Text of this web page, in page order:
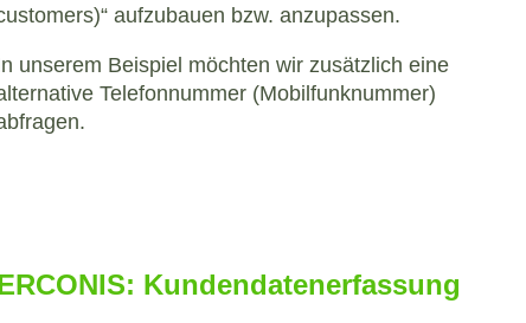
aufzubauen bzw. anzupassen.
unserem Beispiel möchten wir zusätzlich eine
Telefonnummer (Mobilfunknummer)
Kundendatenerfassung